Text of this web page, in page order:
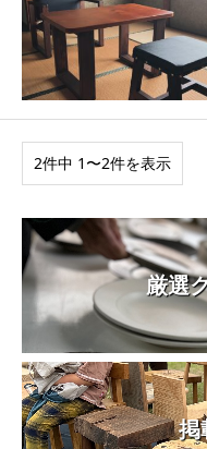
2件中 1〜2件を表示
厳選
掲